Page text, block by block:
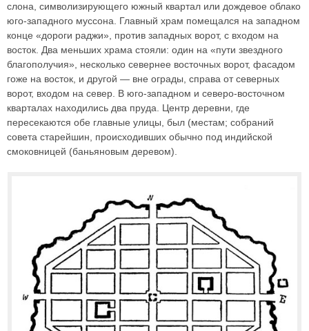
слона, символизирующего южный квартал или дождевое облако
юго-западного муссона. Главный храм помещался на западном
конце «дороги раджи», против западных ворот, с входом на
восток. Два меньших храма стояли: один на «пути звездного
благополучия», несколько севернее восточных ворот, фасадом
гоже на восток, и другой — вне ограды, справа от северных
ворот, входом на север. В юго-западном и северо-восточном
кварталах находились два пруда. Центр деревни, где
пересекаются обе главные улицы, был (местам; собраний
совета старейшин, происходивших обычно под индийской
смоковницей (баньяновым деревом).